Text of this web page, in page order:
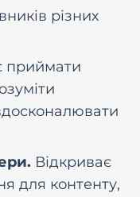
рiзних
приймати
Відкриває
для контенту,